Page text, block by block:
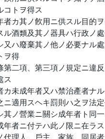
コトヲ得ス
者カ其ノ飮用ニ供スル目的
ル酒類及其ノ器具ハ行政ノ
又ハ廢棄其ノ他ノ必要ナル
ヲ得
第二項、第三項ノ規定ニ違
ス
カ未成年者又ハ禁治產者ナ
ニ適用スヘキ罰則ハ之ヲ法
其ノ營業ニ關シ成年者ト同
年者ニ付テハ此ノ限ニ在ラス